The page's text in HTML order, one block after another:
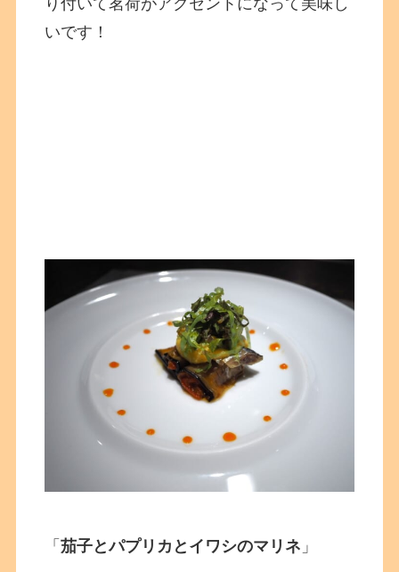
いです！
「茄子とパプリカとイワシのマリネ 」